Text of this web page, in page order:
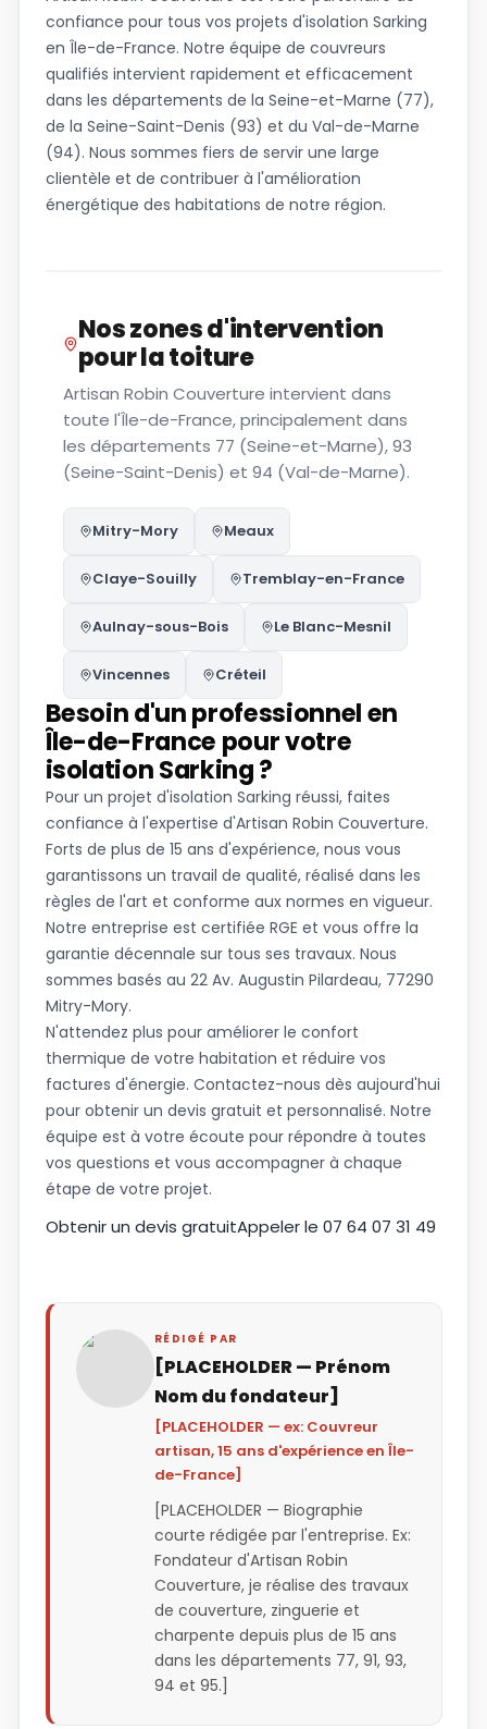
confiance pour tous vos projets d'isolation Sarking
en Île-de-France. Notre équipe de couvreurs
qualifiés intervient rapidement et efficacement
dans les départements de la Seine-et-Marne (77),
de la Seine-Saint-Denis (93) et du Val-de-Marne
(94). Nous sommes fiers de servir une large
clientèle et de contribuer à l'amélioration
énergétique des habitations de notre région.
Nos zones d'intervention
pourla toiture
Artisan Robin Couverture intervient dans
toute l'Île-de-France, principalement dans
les départements 77 (Seine-et-Marne), 93
(Seine-Saint-Denis) et 94 (Val-de-Marne).
Mitry-Mory Meaux
Claye-Souilly Tremblay-en-France
Aulnay-sous-Bois Le Blanc-Mesnil
Vincennes Créteil
Besoin d'un professionnel en
Île-de-France pour votre
isolation Sarking ?
Pour un projet d'isolation Sarking réussi, faites
confiance à l'expertise d'Artisan Robin Couverture.
Forts de plus de 15 ans d'expérience, nous vous
garantissons un travail de qualité, réalisé dans les
règles de l'art et conforme aux normes en vigueur.
Notre entreprise est certifiée RGE et vous offre la
garantie décennale sur tous ses travaux. Nous
sommes basés au 22 Av. Augustin Pilardeau, 77290
Mitry-Mory.
N'attendez plus pour améliorer le confort
thermique de votre habitation et réduire vos
factures d'énergie. Contactez-nous dès aujourd'hui
pour obtenir un devis gratuit et personnalisé. Notre
équipe est à votre écoute pour répondre à toutes
vos questions et vous accompagner à chaque
étape de votre projet.
Obtenir un devis gratuitAppeler le 07 64 07 31 49
RÉDIGÉ PAR
[PLACEHOLDER — Prénom
Nom du fondateur]
[PLACEHOLDER — ex: Couvreur
artisan, 15 ans d'expérience en Île-
de-France]
[PLACEHOLDER — Biographie
courte rédigée par l'entreprise. Ex:
Fondateur d'Artisan Robin
Couverture, je réalise des travaux
de couverture, zinguerie et
charpente depuis plus de 15 ans
dans les départements 77, 91, 93,
94 et 95.]